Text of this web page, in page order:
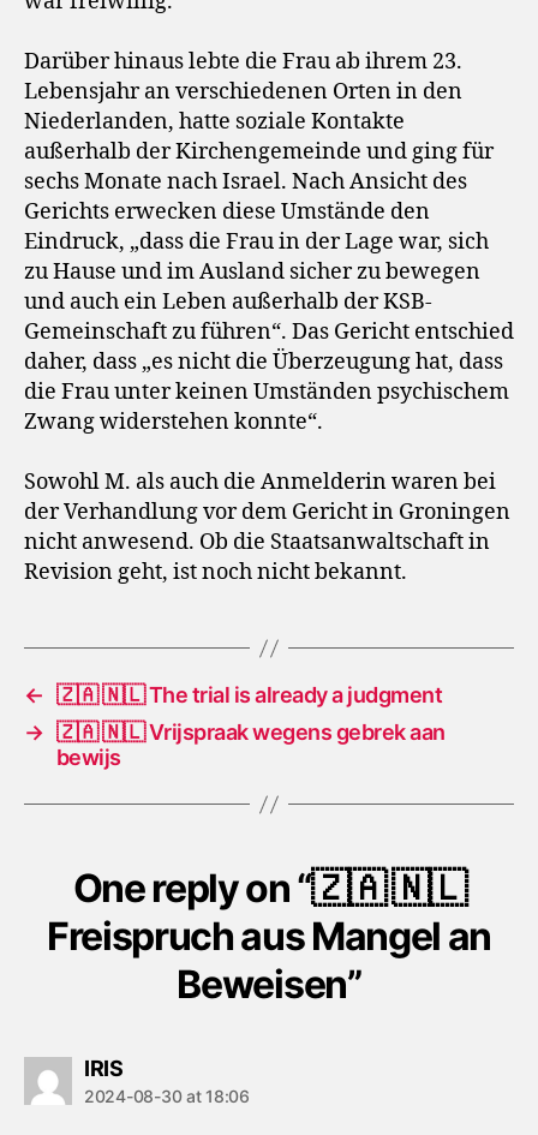
Darüber hinaus lebte die Frau ab ihrem 23.
Lebensjahr an verschiedenen Orten in den
Niederlanden, hatte soziale Kontakte
außerhalb der Kirchengemeinde und ging für
sechs Monate nach Israel. Nach Ansicht des
Gerichts erwecken diese Umstände den
Eindruck, „dass die Frau in der Lage war, sich
zu Hause und im Ausland sicher zu bewegen
und auch ein Leben außerhalb der KSB-
Gemeinschaft zu führen“. Das Gericht entschied
daher, dass „es nicht die Überzeugung hat, dass
die Frau unter keinen Umständen psychischem
Zwang widerstehen konnte“.
Sowohl M. als auch die Anmelderin waren bei
der Verhandlung vor dem Gericht in Groningen
nicht anwesend. Ob die Staatsanwaltschaft in
Revision geht, ist noch nicht bekannt.
← 🇿🇦 🇳🇱 The trial is already a judgment
→ 🇿🇦 🇳🇱 Vrijspraak wegens gebrek aan
bewijs
One reply on “🇿🇦 🇳🇱
Freispruch aus Mangel an
Beweisen”
IRISsays:
2024-08-30 at 18:06